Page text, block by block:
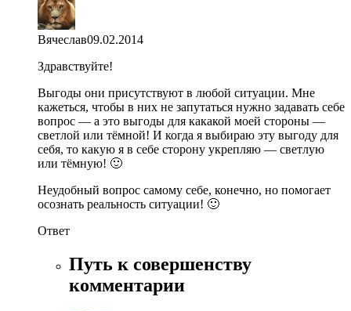
Вячеслав09.02.2014
Здравствуйте!
Выгоды они присутствуют в любой ситуации. Мне
кажеться, чтобы в них не запутаться нужно задавать себе
вопрос — а это выгоды для какакой моей стороны —
светлой или тёмной! И когда я выбираю эту выгоду для
себя, то какую я в себе сторону укрепляю — светлую
или тёмную! 🙂
Неудобный вопрос самому себе, конечно, но помогает
осознать реальность ситуации! 🙂
Ответ
Путь к совершенству
комментарии